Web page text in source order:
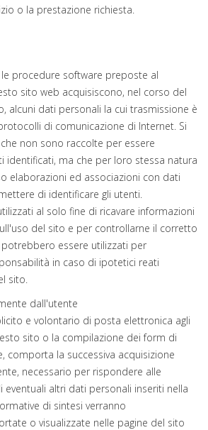
o la prestazione richiesta.
procedure software preposte al
sito web acquisiscono, nel corso del
alcuni dati personali la cui trasmissione è
di comunicazione di Internet. Si
non sono raccolte per essere
identificati, ma che per loro stessa natura
elaborazioni ed associazioni con dati
di identificare gli utenti.
al solo fine di ricavare informazioni
del sito e per controllarne il corretto
essere utilizzati per
in caso di ipotetici reati
sito.
dall'utente
e volontario di posta elettronica agli
sito o la compilazione dei form di
comporta la successiva acquisizione
necessario per rispondere alle
eventuali altri dati personali inseriti nella
di sintesi verranno
o visualizzate nelle pagine del sito